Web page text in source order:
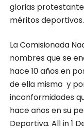
glorias
méritos deportivos.
La Comisionada
nombres que se
hace 10 años en
de ella misma y
inconformidades
hace años en su
Deportiva. All in 1